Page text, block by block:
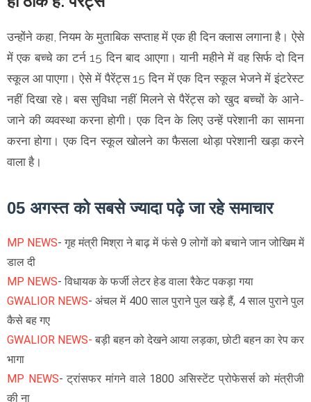
उन्होंने कहा, नियम के मुताबिक सप्ताह में एक ही दिन क्लास लगाना है। ऐसे
में एक बच्चे का टर्न 15 दिन बाद आएगा। यानी महीने में वह सिर्फ दो दिन
स्कूल आ पाएगा। ऐसे में पैरेंट्स 15 दिन में एक दिन स्कूल भेजने में इंटरेस्ट
नहीं दिखा रहे। बस सुविधा नहीं मिलने से पैरेंट्स को खुद बच्चों के आने-
जाने की व्यवस्था करना होगी। एक दिन के लिए उन्हें परेशानी का सामना
करना होगा। एक दिन स्कूल खोलने का फैसला थोड़ा परेशानी खड़ा करने
वाला है।
05 अगस्त को सबसे ज्यादा पढ़े जा रहे समाचार
MP NEWS- गृह मंत्री मिश्रा ने बाढ़ में फंसे 9 लोगों को बचाने जान जोखिम में
डाल दी
MP NEWS- विधायक के फर्जी लेटर हेड वाला रैकेट पकड़ा गया
GWALIOR NEWS- अंचल में 400 साल पुराने पुल खड़े हैं, 4 साल पुराने पुल
कैसे बह गए
GWALIOR NEWS- बड़ी बहन को देखने आया लड़का, छोटी बहन का रेप कर
भागा
MP NEWS- ट्रांसफर मांगने वाले 1800 असिस्टेंट प्रोफेसर्स को मंत्रीजी
की ना